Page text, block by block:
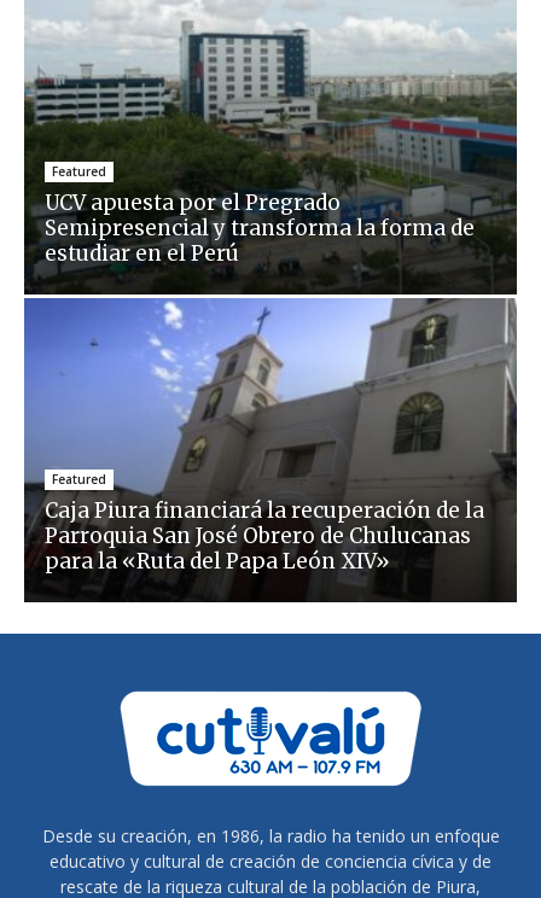
Featured
UCV apuesta por el Pregrado
Semipresencial y transforma la forma de
estudiar en el Perú
Featured
Caja Piura financiará la recuperación de la
Parroquia San José Obrero de Chulucanas
para la «Ruta del Papa León XIV»
Desde su creación, en 1986, la radio ha tenido un enfoque
educativo y cultural de creación de conciencia cívica y de
rescate de la riqueza cultural de la población de Piura,